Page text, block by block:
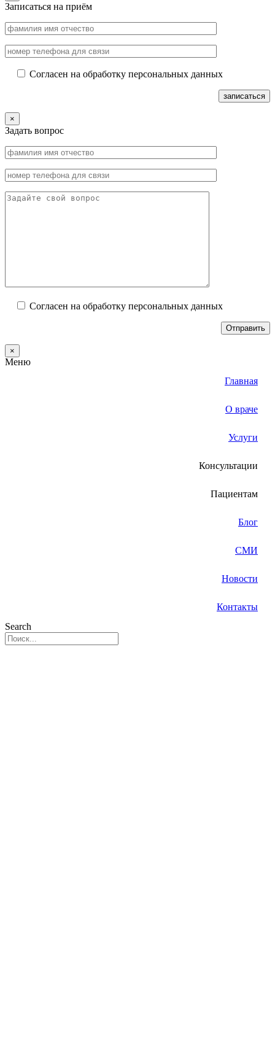
Записаться на приём
Согласен на обработку персональных данных
×
Задать вопрос
Согласен на обработку персональных данных
×
Меню
Главная
О враче
Услуги
Консультации
Пациентам
Блог
СМИ
Новости
Контакты
Search